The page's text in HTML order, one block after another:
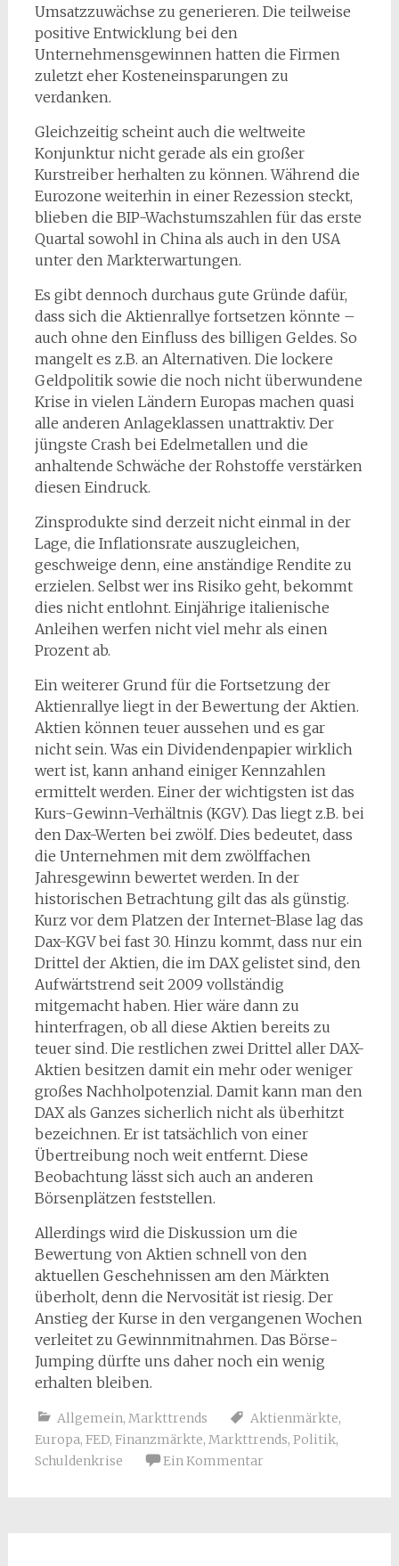
Umsatzzuwächse zu generieren. Die teilweise
positive Entwicklung bei den
Unternehmensgewinnen hatten die Firmen
zuletzt eher Kosteneinsparungen zu
verdanken.
Gleichzeitig scheint auch die weltweite
Konjunktur nicht gerade als ein großer
Kurstreiber herhalten zu können. Während die
Eurozone weiterhin in einer Rezession steckt,
blieben die BIP-Wachstumszahlen für das erste
Quartal sowohl in China als auch in den USA
unter den Markterwartungen.
Es gibt dennoch durchaus gute Gründe dafür,
dass sich die Aktienrallye fortsetzen könnte –
auch ohne den Einfluss des billigen Geldes. So
mangelt es z.B. an Alternativen. Die lockere
Geldpolitik sowie die noch nicht überwundene
Krise in vielen Ländern Europas machen quasi
alle anderen Anlageklassen unattraktiv. Der
jüngste Crash bei Edelmetallen und die
anhaltende Schwäche der Rohstoffe verstärken
diesen Eindruck.
Zinsprodukte sind derzeit nicht einmal in der
Lage, die Inflationsrate auszugleichen,
geschweige denn, eine anständige Rendite zu
erzielen. Selbst wer ins Risiko geht, bekommt
dies nicht entlohnt. Einjährige italienische
Anleihen werfen nicht viel mehr als einen
Prozent ab.
Ein weiterer Grund für die Fortsetzung der
Aktienrallye liegt in der Bewertung der Aktien.
Aktien können teuer aussehen und es gar
nicht sein. Was ein Dividendenpapier wirklich
wert ist, kann anhand einiger Kennzahlen
ermittelt werden. Einer der wichtigsten ist das
Kurs-Gewinn-Verhältnis (KGV). Das liegt z.B. bei
den Dax-Werten bei zwölf. Dies bedeutet, dass
die Unternehmen mit dem zwölffachen
Jahresgewinn bewertet werden. In der
historischen Betrachtung gilt das als günstig.
Kurz vor dem Platzen der Internet-Blase lag das
Dax-KGV bei fast 30. Hinzu kommt, dass nur ein
Drittel der Aktien, die im DAX gelistet sind, den
Aufwärtstrend seit 2009 vollständig
mitgemacht haben. Hier wäre dann zu
hinterfragen, ob all diese Aktien bereits zu
teuer sind. Die restlichen zwei Drittel aller DAX-
Aktien besitzen damit ein mehr oder weniger
großes Nachholpotenzial. Damit kann man den
DAX als Ganzes sicherlich nicht als überhitzt
bezeichnen. Er ist tatsächlich von einer
Übertreibung noch weit entfernt. Diese
Beobachtung lässt sich auch an anderen
Börsenplätzen feststellen.
Allerdings wird die Diskussion um die
Bewertung von Aktien schnell von den
aktuellen Geschehnissen am den Märkten
überholt, denn die Nervosität ist riesig. Der
Anstieg der Kurse in den vergangenen Wochen
verleitet zu Gewinnmitnahmen. Das Börse-
Jumping dürfte uns daher noch ein wenig
erhalten bleiben.
Allgemein, Markttrends Aktienmärkte,
Europa, FED, Finanzmärkte, Markttrends, Politik,
Schuldenkrise
Ein Kommentar